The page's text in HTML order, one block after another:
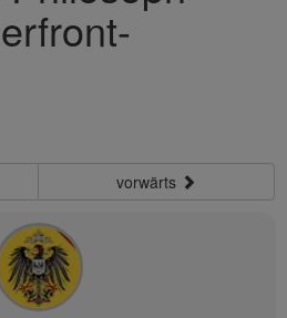
vorwärts